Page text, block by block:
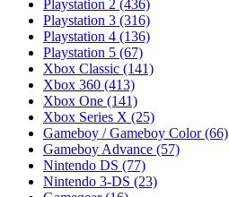
Playstation 2 (436)
Playstation 3 (316)
Playstation 4 (136)
Playstation 5 (67)
Xbox Classic (141)
Xbox 360 (413)
Xbox One (141)
Xbox Series X (25)
Gameboy / Gameboy Color(66)
Gameboy Advance (57)
Nintendo DS (77)
Nintendo 3-DS (23)